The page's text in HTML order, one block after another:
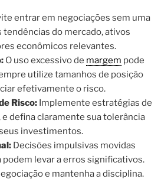
entrar em negociações sem uma
tendências do mercado, ativos
econômicos relevantes.
O uso excessivo de margem pode
utilize tamanhos de posição
efetivamente o risco.
Risco: Implemente estratégias de
defina claramente sua tolerância
investimentos.
Decisões impulsivas movidas
podem levar a erros significativos.
e mantenha a disciplina.